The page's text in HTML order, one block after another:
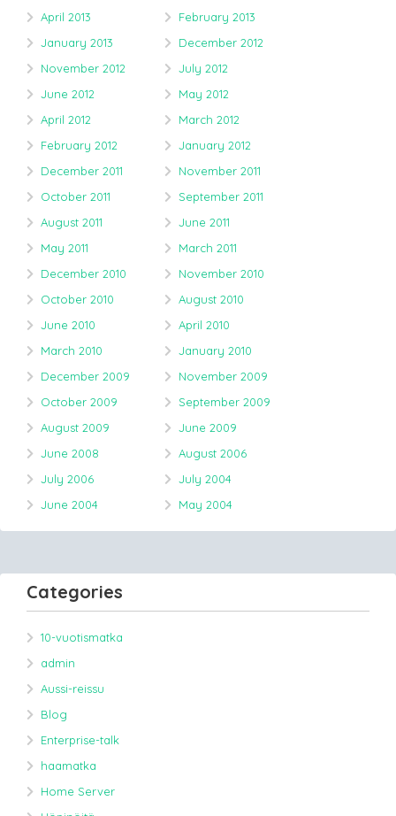
April 2013
February 2013
January 2013
December 2012
November 2012
July 2012
June 2012
May 2012
April 2012
March 2012
February 2012
January 2012
December 2011
November 2011
October 2011
September 2011
August 2011
June 2011
May 2011
March 2011
December 2010
November 2010
October 2010
August 2010
June 2010
April 2010
March 2010
January 2010
December 2009
November 2009
October 2009
September 2009
August 2009
June 2009
June 2008
August 2006
July 2006
July 2004
June 2004
May 2004
Categories
10-vuotismatka
admin
Aussi-reissu
Blog
Enterprise-talk
haamatka
Home Server